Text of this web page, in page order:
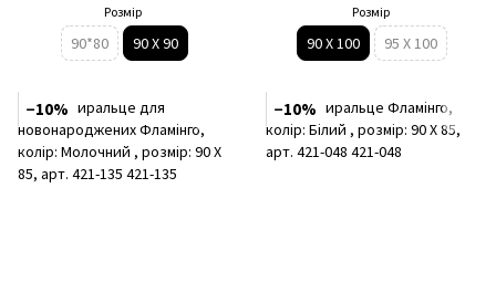
Розмір
90*80 90 X 90
Розмір
90 X 100 95 X 100
−10% −10%